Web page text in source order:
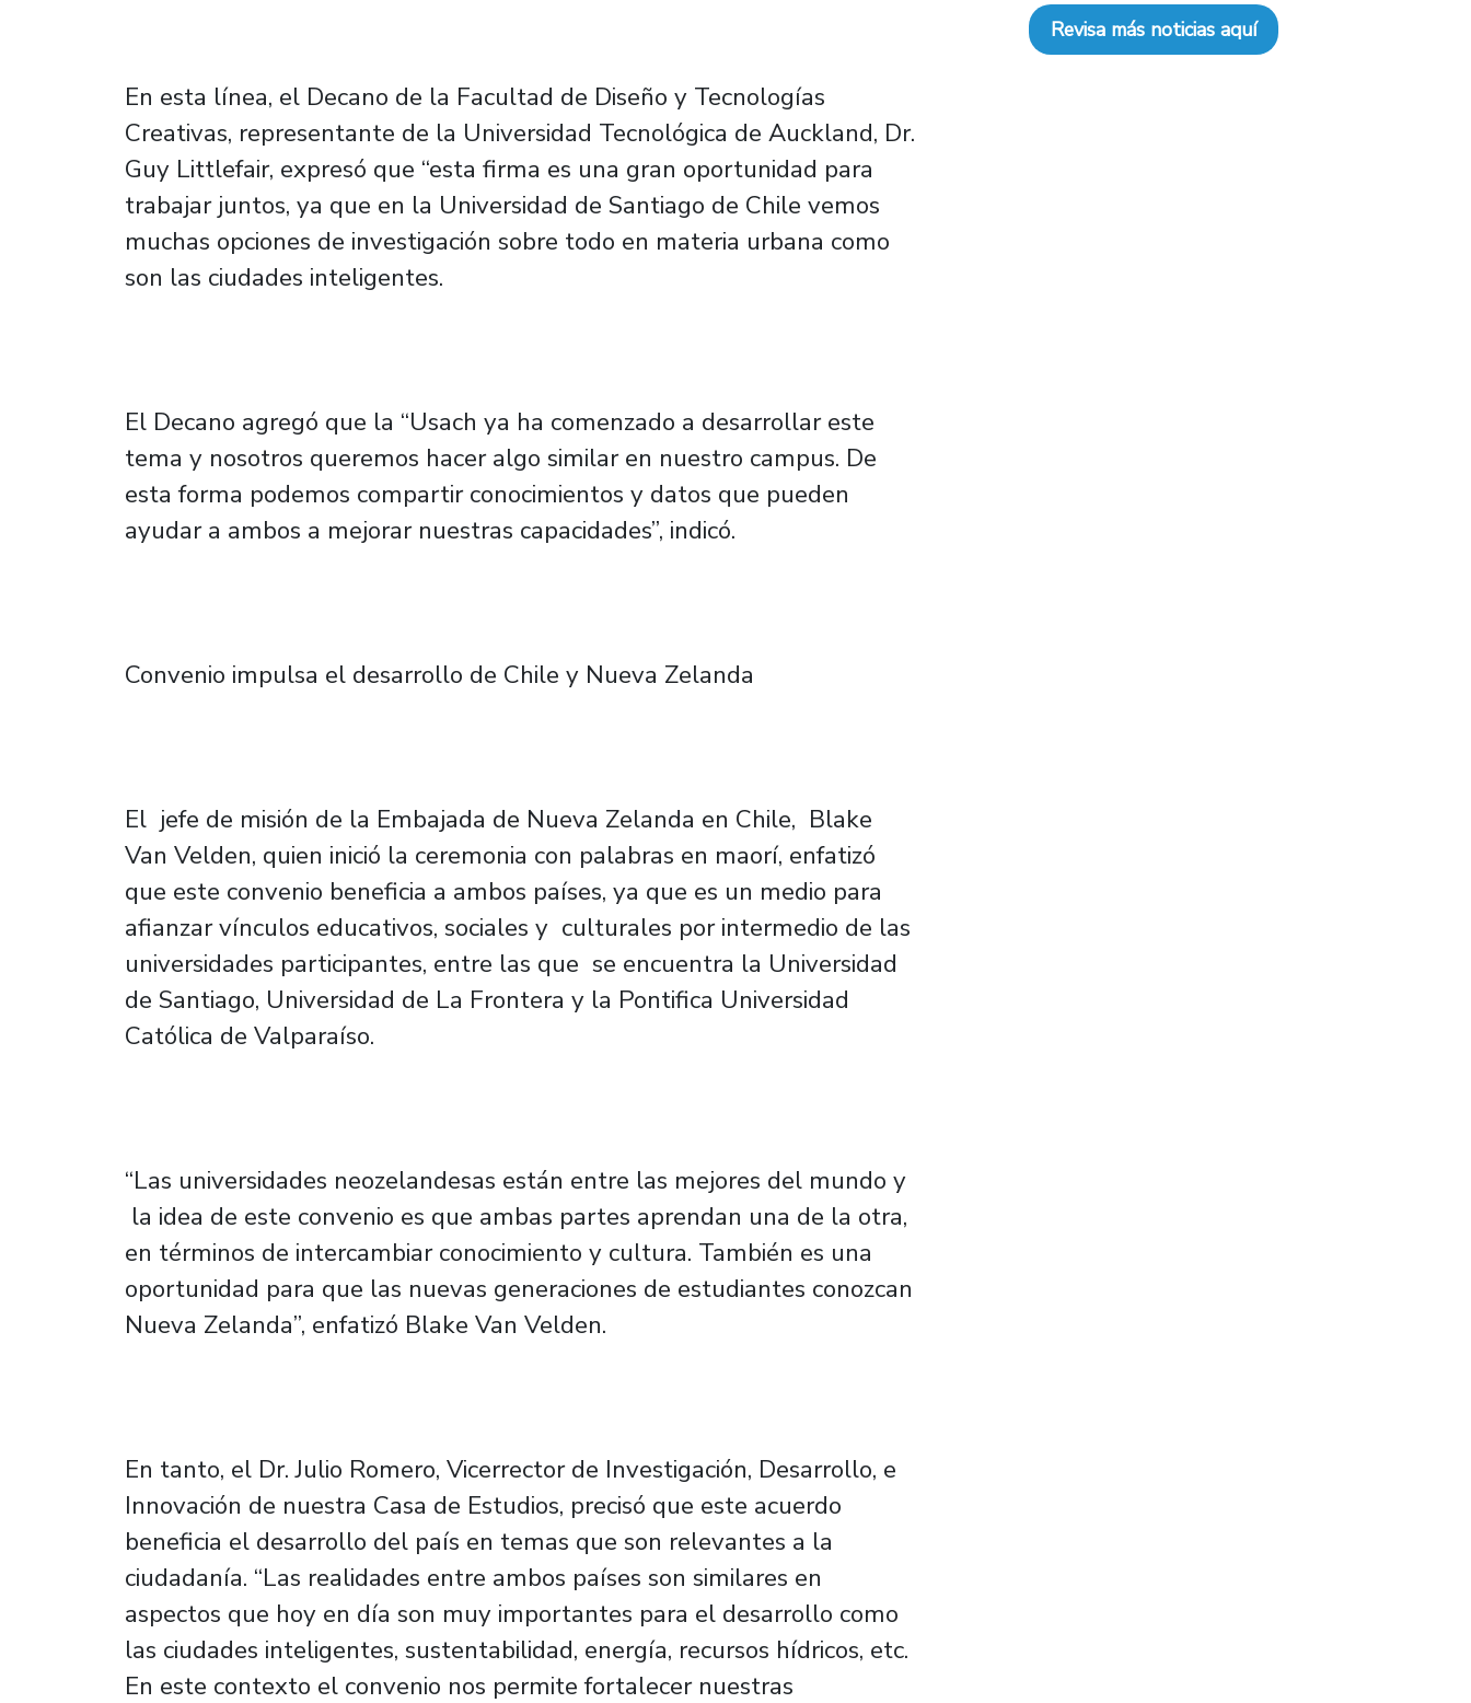
En esta línea, el Decano de la Facultad de Diseño y Tecnologías
Creativas, representante de la Universidad Tecnológica de Auckland, Dr.
Guy Littlefair, expresó que “esta firma es una gran oportunidad para
trabajar juntos, ya que en la Universidad de Santiago de Chile vemos
muchas opciones de investigación sobre todo en materia urbana como
son las ciudades inteligentes.
El Decano agregó que la “Usach ya ha comenzado a desarrollar este
tema y nosotros queremos hacer algo similar en nuestro campus. De
esta forma podemos compartir conocimientos y datos que pueden
ayudar a ambos a mejorar nuestras capacidades”, indicó.
Convenio impulsa el desarrollo de Chile y Nueva Zelanda
El jefe de misión de la Embajada de Nueva Zelanda en Chile, Blake
Van Velden, quien inició la ceremonia con palabras en maorí, enfatizó
que este convenio beneficia a ambos países, ya que es un medio para
afianzar vínculos educativos, sociales y culturales por intermedio de las
universidades participantes, entre las que se encuentra la Universidad
de Santiago, Universidad de La Frontera y la Pontifica Universidad
Católica de Valparaíso.
“Las universidades neozelandesas están entre las mejores del mundo y
la idea de este convenio es que ambas partes aprendan una de la otra,
en términos de intercambiar conocimiento y cultura. También es una
oportunidad para que las nuevas generaciones de estudiantes conozcan
Nueva Zelanda”, enfatizó Blake Van Velden.
En tanto, el Dr. Julio Romero, Vicerrector de Investigación, Desarrollo, e
Innovación de nuestra Casa de Estudios, precisó que este acuerdo
beneficia el desarrollo del país en temas que son relevantes a la
ciudadanía. “Las realidades entre ambos países son similares en
aspectos que hoy en día son muy importantes para el desarrollo como
las ciudades inteligentes, sustentabilidad, energía, recursos hídricos, etc.
En este contexto el convenio nos permite fortalecer nuestras
Revisa más noticias aquí